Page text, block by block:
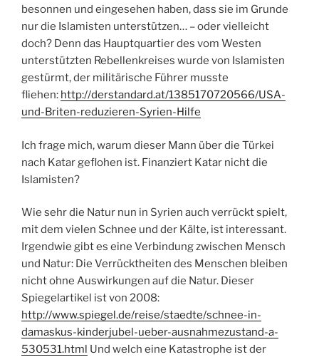
besonnen und eingesehen haben, dass sie im Grunde
nur die Islamisten unterstützen… – oder vielleicht
doch? Denn das Hauptquartier des vom Westen
unterstützten Rebellenkreises wurde von Islamisten
gestürmt, der militärische Führer musste
fliehen: http://derstandard.at/1385170720566/USA-
und-Briten-reduzieren-Syrien-Hilfe
Ich frage mich, warum dieser Mann über die Türkei
nach Katar geflohen ist. Finanziert Katar nicht die
Islamisten?
Wie sehr die Natur nun in Syrien auch verrückt spielt,
mit dem vielen Schnee und der Kälte, ist interessant.
Irgendwie gibt es eine Verbindung zwischen Mensch
und Natur: Die Verrücktheiten des Menschen bleiben
nicht ohne Auswirkungen auf die Natur. Dieser
Spiegelartikel ist von 2008:
http://www.spiegel.de/reise/staedte/schnee-in-
damaskus-kinderjubel-ueber-ausnahmezustand-a-
530531.html Und welch eine Katastrophe ist der